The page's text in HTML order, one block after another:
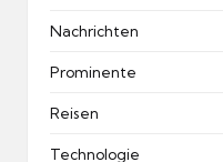
Nachrichten
Prominente
Reisen
Technologie